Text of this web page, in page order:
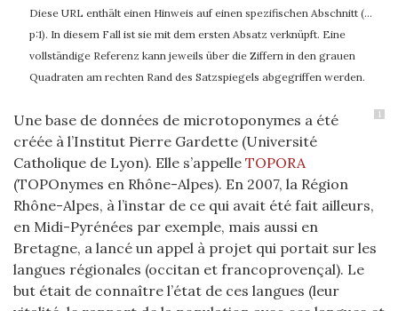
Diese URL enthält einen Hinweis auf einen spezifischen Abschnitt (…
p:1). In diesem Fall ist sie mit dem ersten Absatz verknüpft. Eine
vollständige Referenz kann jeweils über die Ziffern in den grauen
Quadraten am rechten Rand des Satzspiegels abgegriffen werden.
1
Une base de données de microtoponymes a été
créée à l’Institut Pierre Gardette (Université
Catholique de Lyon). Elle s’appelle TOPORA
(TOPOnymes en Rhône-Alpes). En 2007, la Région
Rhône-Alpes, à l’instar de ce qui avait été fait ailleurs,
en Midi-Pyrénées par exemple, mais aussi en
Bretagne, a lancé un appel à projet qui portait sur les
langues régionales (occitan et francoprovençal). Le
but était de connaître l’état de ces langues (leur